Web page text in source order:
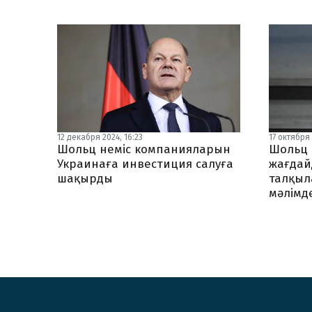
12 декабря 2024, 16:23
Шольц неміс компанияларын
Украинаға инвестиция салуға
шақырды
17 октября
Шольц